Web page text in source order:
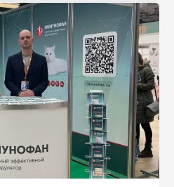
–– д.м.н., профессор,
иммунологии,
ФНМО МИ, ФГАОУ ВО
дружбы народов»